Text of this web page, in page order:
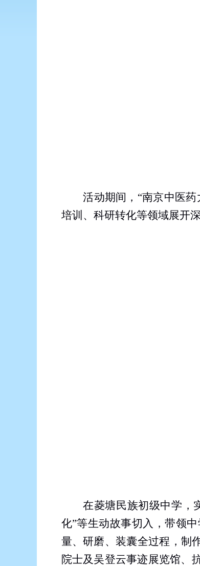
活动期间，“南京中医
培训、科研转化等领域展开
在菱塘民族初级中学，
化”等生动故事切入，带领
量、研磨、装囊全过程，制
院士及吴登云事迹展览馆、